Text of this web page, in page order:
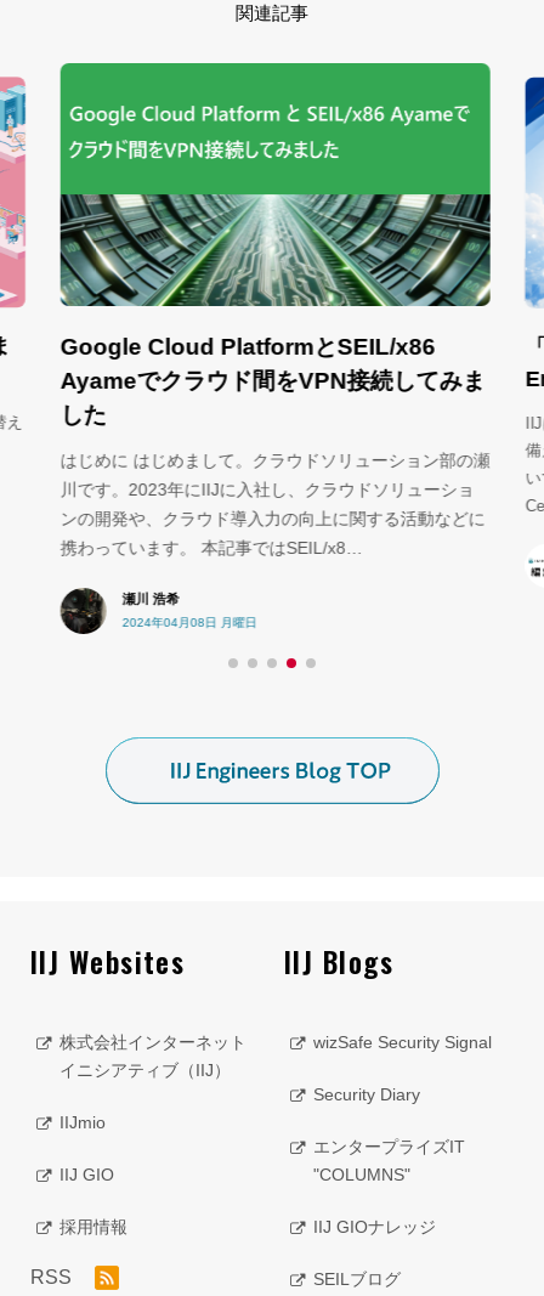
関連記事
Google Cloud PlatformとSEIL/x86
Ayameでクラウド間をVPN接続してみま
した
はじめに はじめまして。クラウドソリューション部の瀬
川です。2023年にIIJに入社し、クラウドソリューショ
ンの開発や、クラウド導入力の向上に関する活動などに
携わっています。 本記事ではSEIL/x8…
瀬川 浩希
2024年04月08日 月曜日
備
IIJ Websites
株式会社インターネット
イニシアティブ（IIJ）
IIJmio
IIJ GIO
採用情報
RSS
IIJ Blogs
wizSafe Security Signal
Security Diary
エンタープライズIT
"COLUMNS"
IIJ GIOナレッジ
SEILブログ